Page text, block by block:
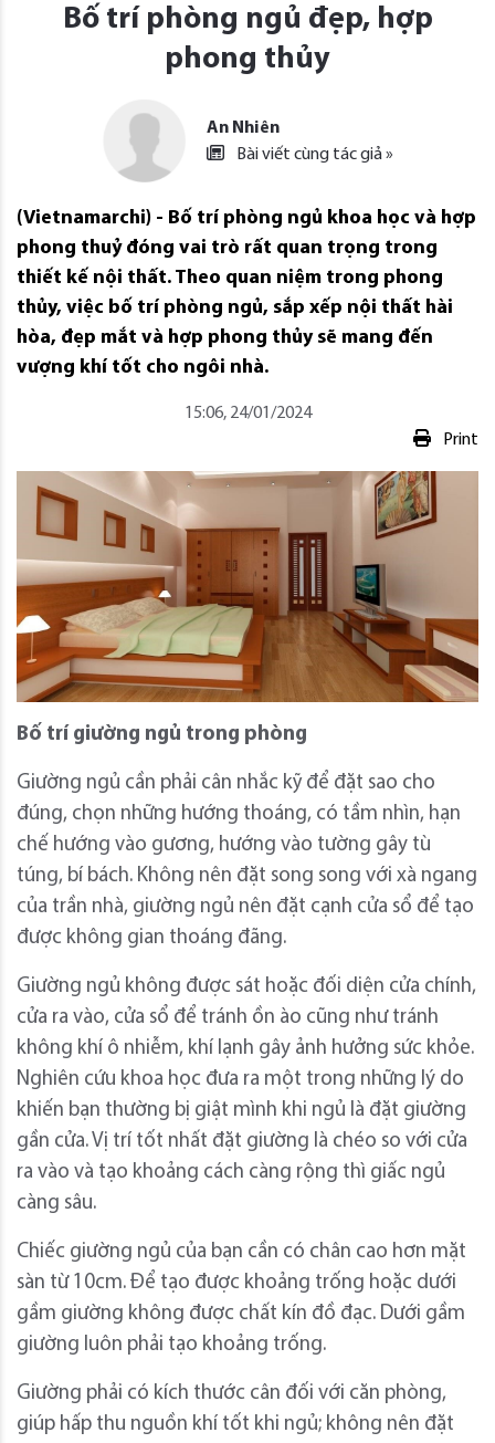
Bố trí phòng ngủ đẹp, hợp
phong thủy
An Nhiên
Bài viết cùng tác giả »
(Vietnamarchi) - Bố trí phòng ngủ khoa học và hợp
phong thuỷ đóng vai trò rất quan trọng trong
thiết kế nội thất. Theo quan niệm trong phong
thủy, việc bố trí phòng ngủ, sắp xếp nội thất hài
hòa, đẹp mắt và hợp phong thủy sẽ mang đến
vượng khí tốt cho ngôi nhà.
15:06, 24/01/2024
Print
Bố trí giường ngủ trong phòng
Giường ngủ cần phải cân nhắc kỹ để đặt sao cho
đúng, chọn những hướng thoáng, có tầm nhìn, hạn
chế hướng vào gương, hướng vào tường gây tù
túng, bí bách. Không nên đặt song song với xà ngang
của trần nhà, giường ngủ nên đặt cạnh cửa sổ để tạo
được không gian thoáng đãng.
Giường ngủ không được sát hoặc đối diện cửa chính,
cửa ra vào, cửa sổ để tránh ồn ào cũng như tránh
không khí ô nhiễm, khí lạnh gây ảnh hưởng sức khỏe.
Nghiên cứu khoa học đưa ra một trong những lý do
khiến bạn thường bị giật mình khi ngủ là đặt giường
gần cửa. Vị trí tốt nhất đặt giường là chéo so với cửa
ra vào và tạo khoảng cách càng rộng thì giấc ngủ
càng sâu.
Chiếc giường ngủ của bạn cần có chân cao hơn mặt
sàn từ 10cm. Để tạo được khoảng trống hoặc dưới
gầm giường không được chất kín đồ đạc. Dưới gầm
giường luôn phải tạo khoảng trống.
Giường phải có kích thước cân đối với căn phòng,
giúp hấp thu nguồn khí tốt khi ngủ; không nên đặt